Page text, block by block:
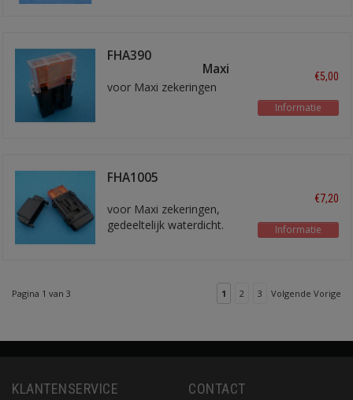
FHA390
zekeringhouder Maxi
voor Maxi zekeringen
€5,00
Informatie
FHA1005
voor Maxi zekeringen,
gedeeltelijk waterdicht.
€7,20
Informatie
Pagina 1 van 3 1 2 3 Volgende Vorige
KLANTENSERVICE CONTACT